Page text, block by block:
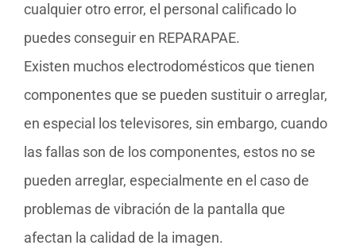
cualquier otro error, el personal calificado lo
puedes conseguir en REPARAPAE.
Existen muchos electrodomésticos que tienen
componentes que se pueden sustituir o arreglar,
en especial los televisores, sin embargo, cuando
las fallas son de los componentes, estos no se
pueden arreglar, especialmente en el caso de
problemas de vibración de la pantalla que
afectan la calidad de la imagen.